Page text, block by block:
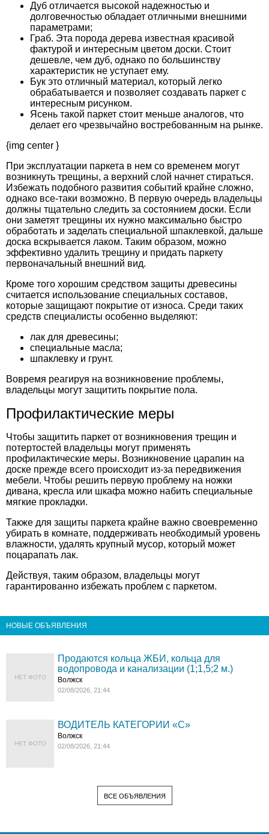
Дуб отличается высокой надежностью и
долговечностью обладает отличными внешними
параметрами;
Граб. Эта порода дерева известная красивой
фактурой и интересным цветом доски. Стоит
дешевле, чем дуб, однако по большинству
характеристик не уступает ему.
Бук это отличный материал, который легко
обрабатывается и позволяет создавать паркет с
интересным рисунком.
Ясень такой паркет стоит меньше аналогов, что
делает его чрезвычайно востребованным на рынке.
{img center }
При эксплуатации паркета в нем со временем могут
возникнуть трещины, а верхний слой начнет стираться.
Избежать подобного развития событий крайне сложно,
однако все-таки возможно. В первую очередь владельцы
должны тщательно следить за состоянием доски. Если
они заметят трещины их нужно максимально быстро
обработать и заделать специальной шпаклевкой, дальше
доска вскрывается лаком. Таким образом, можно
эффективно удалить трещину и придать паркету
первоначальный внешний вид.
Кроме того хорошим средством защиты древесины
считается использование специальных составов,
которые защищают покрытие от износа. Среди таких
средств специалисты особенно выделяют:
лак для древесины;
специальные масла;
шпаклевку и грунт.
Вовремя реагируя на возникновение проблемы,
владельцы могут защитить покрытие пола.
Профилактические меры
Чтобы защитить паркет от возникновения трещин и
потертостей владельцы могут применять
профилактические меры. Возникновение царапин на
доске прежде всего происходит из-за передвижения
мебели. Чтобы решить первую проблему на ножки
дивана, кресла или шкафа можно набить специальные
мягкие прокладки.
Также для защиты паркета крайне важно своевременно
убирать в комнате, поддерживать необходимый уровень
влажности, удалять крупный мусор, который может
поцарапать лак.
Действуя, таким образом, владельцы могут
гарантированно избежать проблем с паркетом.
НОВЫЕ ОБЪЯВЛЕНИЯ
НЕТ ФОТО
Продаются кольца ЖБИ, кольца для
водопровода и канализации (1;1,5;2 м.)
Волжск
02/08/2026, 21:44
НЕТ ФОТО
ВОДИТЕЛЬ КАТЕГОРИИ «C»
Волжск
02/08/2026, 21:44
ВСЕ ОБЪЯВЛЕНИЯ